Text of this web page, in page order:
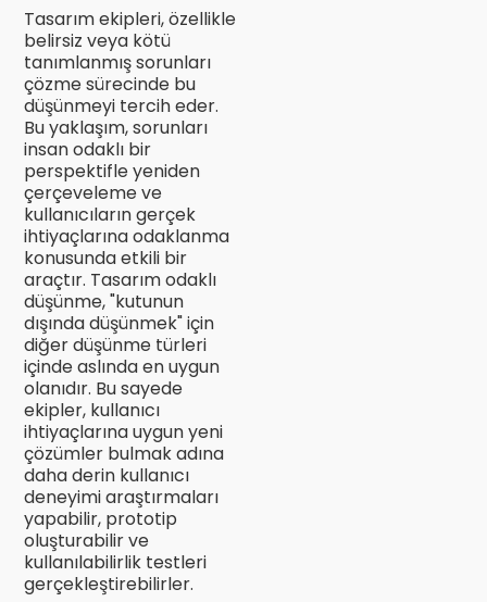
Tasarım ekipleri, özellikle
belirsiz veya kötü
tanımlanmış sorunları
çözme sürecinde bu
düşünmeyi tercih eder.
Bu yaklaşım, sorunları
insan odaklı bir
perspektifle yeniden
çerçeveleme ve
kullanıcıların gerçek
ihtiyaçlarına odaklanma
konusunda etkili bir
araçtır. Tasarım odaklı
düşünme, "kutunun
dışında düşünmek" için
diğer düşünme türleri
içinde aslında en uygun
olanıdır. Bu sayede
ekipler, kullanıcı
ihtiyaçlarına uygun yeni
çözümler bulmak adına
daha derin kullanıcı
deneyimi araştırmaları
yapabilir, prototip
oluşturabilir ve
kullanılabilirlik testleri
gerçekleştirebilirler.